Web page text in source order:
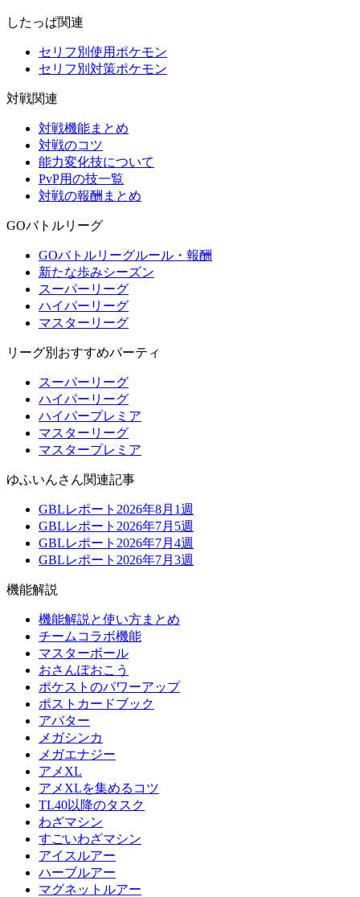
したっぱ関連
セリフ別使用ポケモン
セリフ別対策ポケモン
対戦関連
対戦機能まとめ
対戦のコツ
能力変化技について
PvP用の技一覧
対戦の報酬まとめ
GOバトルリーグ
GOバトルリーグルール・報酬
新たな歩みシーズン
スーパーリーグ
ハイパーリーグ
マスターリーグ
リーグ別おすすめパーティ
スーパーリーグ
ハイパーリーグ
ハイパープレミア
マスターリーグ
マスタープレミア
ゆふいんさん関連記事
GBLレポート2026年8月1週
GBLレポート2026年7月5週
GBLレポート2026年7月4週
GBLレポート2026年7月3週
機能解説
機能解説と使い方まとめ
チームコラボ機能
マスターボール
おさんぽおこう
ポケストのパワーアップ
ポストカードブック
アバター
メガシンカ
メガエナジー
アメXL
アメXLを集めるコツ
TL40以降のタスク
わざマシン
すごいわざマシン
アイスルアー
ハーブルアー
マグネットルアー